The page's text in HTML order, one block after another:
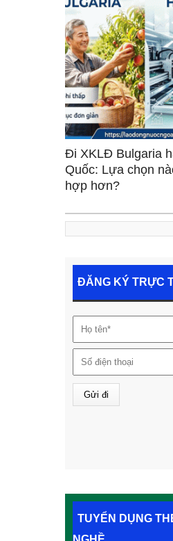
Đi XKLĐ Bulgaria
Quốc: Lựa chọn
hợp hơn?
ĐĂNG KÝ TRỰC
TUYỂN DỤNG